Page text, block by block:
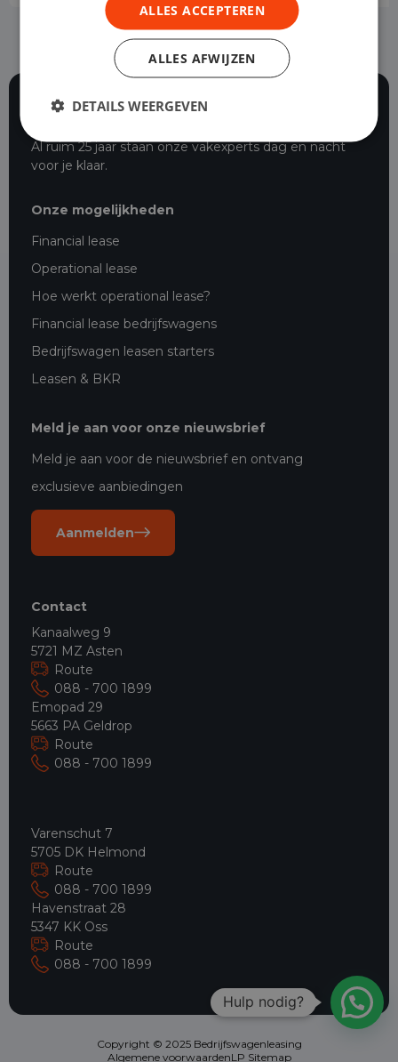
Al ruim 25 jaar staan onze vakexperts dag en nacht
voor je klaar.
Onze mogelijkheden
Financial lease
Operational lease
Hoe werkt operational lease?
Financial lease bedrijfswagens
Bedrijfswagen leasen starters
Leasen & BKR
Meld je aan voor onze nieuwsbrief
Meld je aan voor de nieuwsbrief en ontvang
exclusieve aanbiedingen
Aanmelden
Contact
Kanaalweg 9
5721 MZ Asten
Route
088 - 700 1899
Emopad 29
5663 PA Geldrop
Route
088 - 700 1899
Varenschut 7
5705 DK Helmond
Route
088 - 700 1899
Havenstraat 28
5347 KK Oss
Route
088 - 700 1899
Copyright © 2025 Bedrijfswagenleasing
Algemene voorwaardenLP Sitemap
Hulp nodig?
ALLES ACCEPTEREN
ALLES AFWIJZEN
DETAILS WEERGEVEN